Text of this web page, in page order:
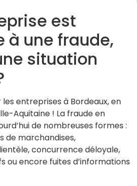
est
à une fraude,
situation
entreprises à Bordeaux, en
Aquitaine ! La fraude en
de nombreuses formes :
de marchandises,
concurrence déloyale,
ou encore fuites d’informations